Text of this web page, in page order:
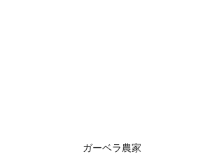
ガーベラ農家